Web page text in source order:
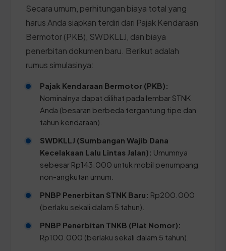
Secara umum, perhitungan biaya total yang
harus Anda siapkan terdiri dari Pajak Kendaraan
Bermotor (PKB), SWDKLLJ, dan biaya
penerbitan dokumen baru. Berikut adalah
rumus simulasinya:
Pajak Kendaraan Bermotor (PKB):
Nominalnya dapat dilihat pada lembar STNK
Anda (besaran berbeda tergantung tipe dan
tahun kendaraan).
SWDKLLJ (Sumbangan Wajib Dana
Kecelakaan Lalu Lintas Jalan): Umumnya
sebesar Rp143.000 untuk mobil penumpang
non-angkutan umum.
PNBP Penerbitan STNK Baru: Rp200.000
(berlaku sekali dalam 5 tahun).
PNBP Penerbitan TNKB (Plat Nomor):
Rp100.000 (berlaku sekali dalam 5 tahun).